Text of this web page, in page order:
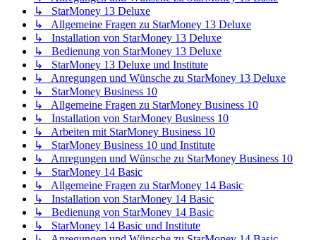
↳ StarMoney 13 Deluxe
↳ Allgemeine Fragen zu StarMoney 13 Deluxe
↳ Installation von StarMoney 13 Deluxe
↳ Bedienung von StarMoney 13 Deluxe
↳ StarMoney 13 Deluxe und Institute
↳ Anregungen und Wünsche zu StarMoney 13 Deluxe
↳ StarMoney Business 10
↳ Allgemeine Fragen zu StarMoney Business 10
↳ Installation von StarMoney Business 10
↳ Arbeiten mit StarMoney Business 10
↳ StarMoney Business 10 und Institute
↳ Anregungen und Wünsche zu StarMoney Business 10
↳ StarMoney 14 Basic
↳ Allgemeine Fragen zu StarMoney 14 Basic
↳ Installation von StarMoney 14 Basic
↳ Bedienung von StarMoney 14 Basic
↳ StarMoney 14 Basic und Institute